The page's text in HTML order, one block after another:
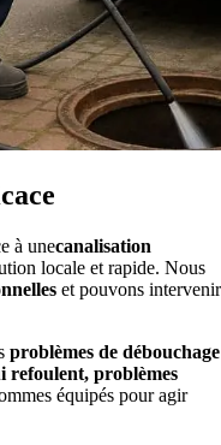
à unecanalisation
locale et rapide. Nous
et pouvons intervenir
problèmes de débouchage
refoulent, problèmes
équipés pour agir